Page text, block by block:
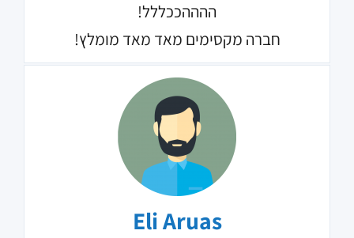
ההההככללל!
חברה מקסימים מאד מאד מומלץ!
Eli Aruas